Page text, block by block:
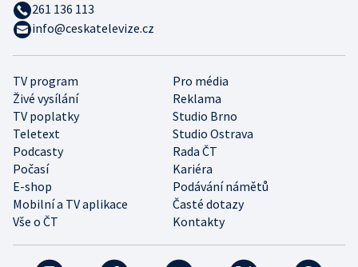
TV program
Pro média
Živé vysílání
Reklama
TV poplatky
Studio Brno
Teletext
Studio Ostrava
Podcasty
Rada ČT
Počasí
Kariéra
E-shop
Podávání námětů
Mobilní a TV aplikace
Časté dotazy
Vše o ČT
Kontakty
261 136 113
info@ceskatelevize.cz